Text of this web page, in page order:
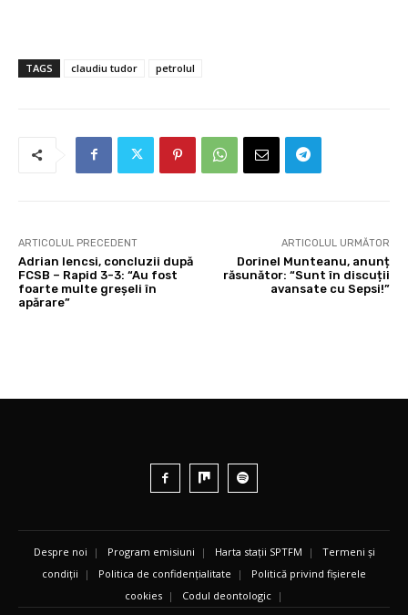
TAGS claudiu tudor petrolul
ARTICOLUL PRECEDENT
Adrian Iencsi, concluzii după
FCSB – Rapid 3-3: “Au fost
foarte multe greșeli în
apărare”
ARTICOLUL URMĂTOR
Dorinel Munteanu, anunț
răsunător: “Sunt în discuții
avansate cu Sepsi!”
Despre noi | Program emisiuni | Harta stații SPTFM | Termeni și
condiții | Politica de confidențialitate | Politică privind fișierele
cookies | Codul deontologic |